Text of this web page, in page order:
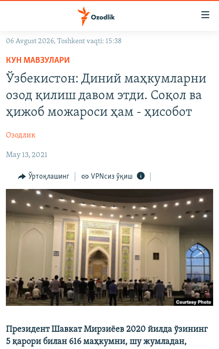
Асосий
навигацияга
ўтинг
Қидиришга
ўтинг
OZODVIDEO
На русском
ИЖТИМОИЙ ТАРМОҚЛАР
Озодлик бошқа тилларда
06 Avgust 2026, Toshkent vaqti: 15:38
КУН МАВЗУЛАРИ
Ўзбекистон: Диний маҳкумларни
озод қилиш давом этди. Соқол ва
ҳижоб можароси ҳам - ҳисобот
Озодлик
May 13, 2021
Ўртоқлашинг VPNсиз ўқиш
Президент Шавкат Мирзиёев 2020 йилда ўзининг
5 қарори билан 616 маҳкумни, шу жумладан,